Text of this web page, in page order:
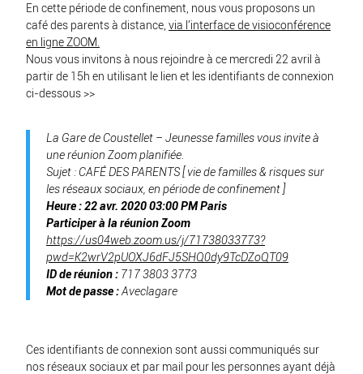
En cette période de confinement, nous vous proposons un
café des parents à distance, via l’interface de visioconférence
en ligne ZOOM.
Nous vous invitons à nous rejoindre à ce mercredi 22 avril à
partir de 15h en utilisant le lien et les identifiants de connexion
ci-dessous >>
La Gare de Coustellet – Jeunesse familles vous invite à
une réunion Zoom planifiée.
Sujet : CAFÉ DES PARENTS [ vie de familles & risques sur
les réseaux sociaux, en période de confinement ]
Heure : 22 avr. 2020 03:00 PM Paris
Participer à la réunion Zoom
https://us04web.zoom.us/j/71738033773?
pwd=K2wrV2pUOXJ6dFJ5SHQ0dy9TcDZoQT09
ID de réunion : 717 3803 3773
Mot de passe :Aveclagare
Ces identifiants de connexion sont aussi communiqués sur
nos réseaux sociaux et par mail pour les personnes ayant déjà